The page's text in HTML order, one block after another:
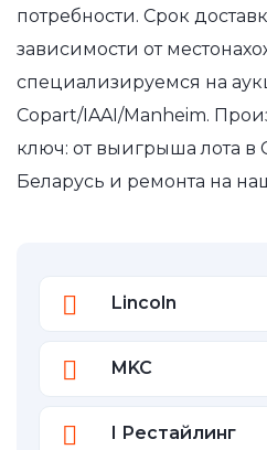
потребности. Срок
зависимости от
специализируемся на
Copart/IAAI/Manheim.
ключ: от выигрыша лота в
Беларусь и ремонта на
Lincoln
MKC
I Рестайлинг